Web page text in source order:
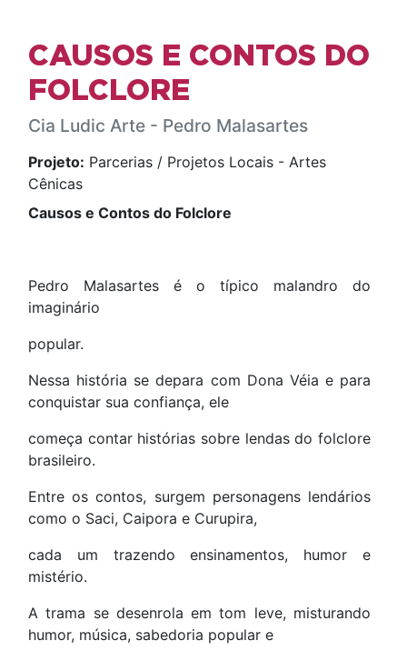
CAUSOS E CONTOS DO
FOLCLORE
Cia Ludic Arte - Pedro Malasartes
Projeto: Parcerias / Projetos Locais - Artes
Cênicas
Causos e Contos do Folclore
Pedro Malasartes é o típico malandro do
imaginário
popular.
Nessa história se depara com Dona Véia e para
conquistar sua confiança, ele
começa contar histórias sobre lendas do folclore
brasileiro.
Entre os contos, surgem personagens lendários
como o Saci, Caipora e Curupira,
cada um trazendo ensinamentos, humor e
mistério.
A trama se desenrola em tom leve, misturando
humor, música, sabedoria popular e